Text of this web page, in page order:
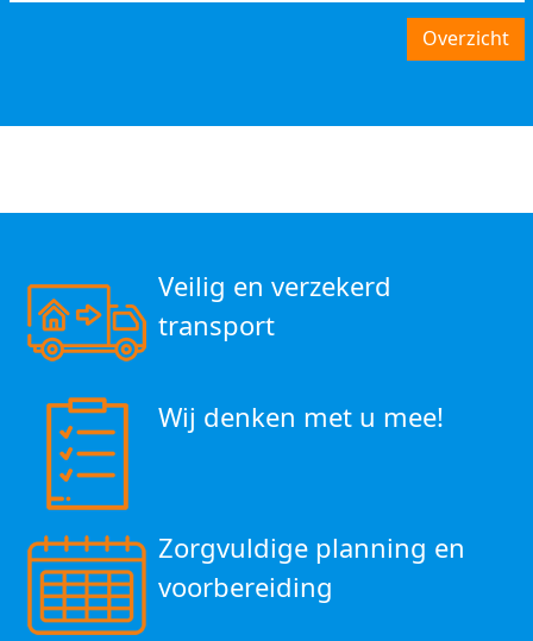
Overzicht
Veilig en verzekerd
transport
Wij denken met u mee!
Zorgvuldige planning en
voorbereiding